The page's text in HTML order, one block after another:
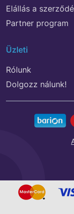
Elállás a
Partner program
Üzleti
Rólunk
Dolgozz nálunk!